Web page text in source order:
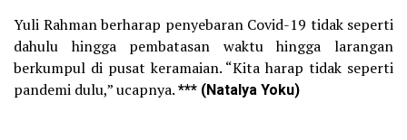
Yuli Rahman berharap penyebaran Covid-19 tidak seperti
dahulu hingga pembatasan waktu hingga larangan
berkumpul di pusat keramaian. “Kita harap tidak seperti
pandemi dulu,” ucapnya.*** (Natalya Yoku)